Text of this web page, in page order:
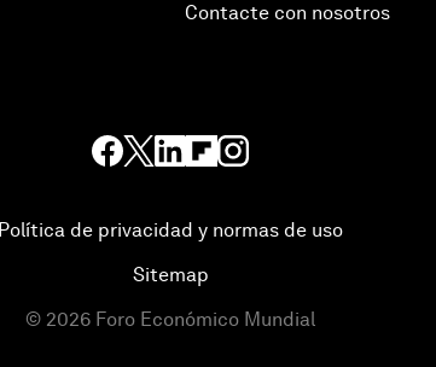
Contacte con nosotros
Política de privacidad y normas de uso
Sitemap
© 2026 Foro Económico Mundial